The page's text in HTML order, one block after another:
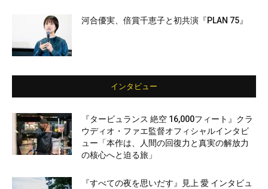
河合優実、倍賞千恵子と初共演『PLAN 75』
インタビュー
『タービュランス 絶空 16,000フィート』クラ
ウディオ・ファエ監督オフィシャルインタビ
ュー「本作は、人間の回復力と真実の解放力
の核心へと迫る旅」
『すべての夜を思いだす』見上 愛 インタビュ